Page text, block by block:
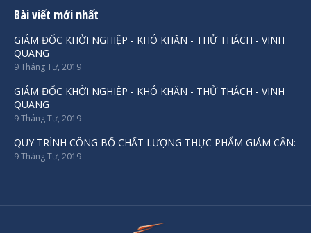
Bài viết mới nhất
GIÁM ĐỐC KHỞI NGHIỆP - KHÓ KHĂN - THỬ THÁCH - VINH
QUANG
9 Tháng Tư, 2019
GIÁM ĐỐC KHỞI NGHIỆP - KHÓ KHĂN - THỬ THÁCH - VINH
QUANG
9 Tháng Tư, 2019
QUY TRÌNH CÔNG BỐ CHẤT LƯỢNG THỰC PHẨM GIẢM CÂN:
9 Tháng Tư, 2019